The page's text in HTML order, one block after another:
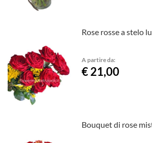
Rose rosse a stelo
A partire da:
€ 21,00
Bouquet di rose